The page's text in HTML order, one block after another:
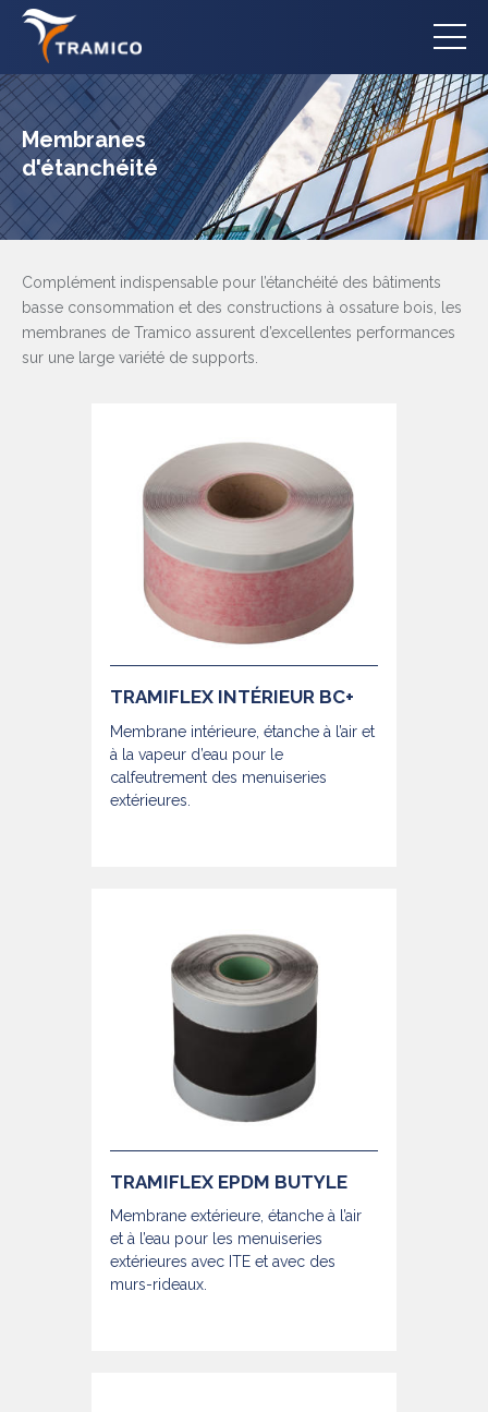
Membranes
d'étanchéité
Complément indispensable pour l’étanchéité des bâtiments
basse consommation et des constructions à ossature bois, les
membranes de Tramico assurent d’excellentes performances
sur une large variété de supports.
TRAMIFLEX INTÉRIEUR BC+
Membrane intérieure, étanche à l’air et
à la vapeur d’eau pour le
calfeutrement des menuiseries
extérieures.
TRAMIFLEX EPDM BUTYLE
Membrane extérieure, étanche à l’air
et à l’eau pour les menuiseries
extérieures avec ITE et avec des
murs-rideaux.